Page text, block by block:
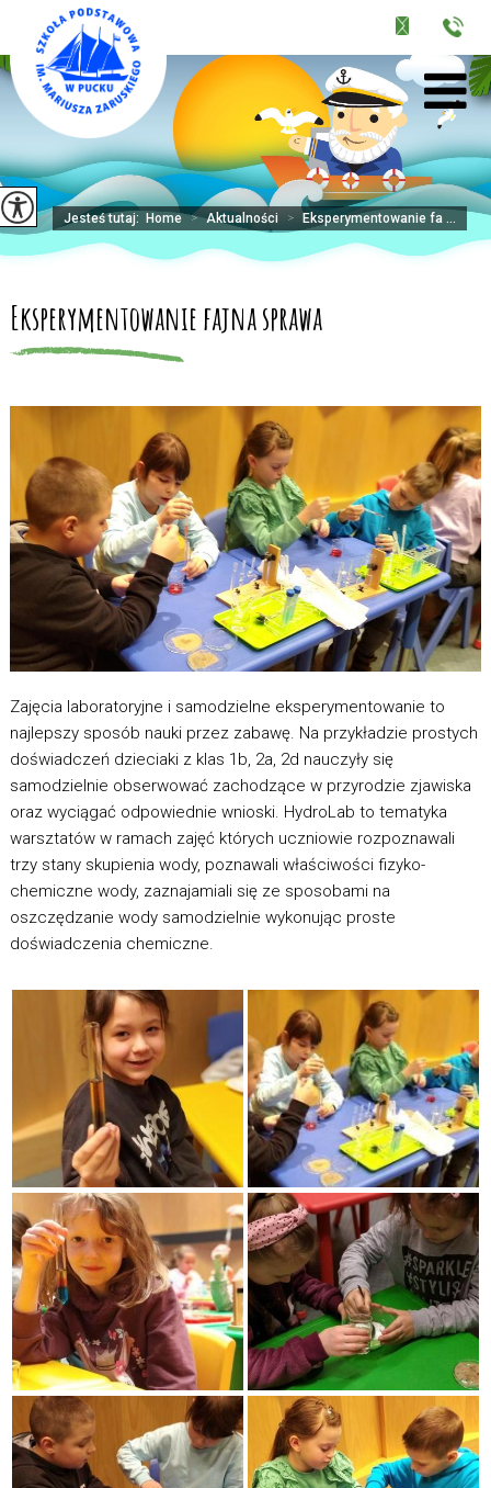
Jesteś tutaj: Home > Aktualności > Eksperymentowanie fa ...
Eksperymentowanie fajna sprawa
Zajęcia laboratoryjne i samodzielne eksperymentowanie to
najlepszy sposób nauki przez zabawę. Na przykładzie prostych
doświadczeń dzieciaki z klas 1b, 2a, 2d nauczyły się
samodzielnie obserwować zachodzące w przyrodzie zjawiska
oraz wyciągać odpowiednie wnioski. HydroLab to tematyka
warsztatów w ramach zajęć których uczniowie rozpoznawali
trzy stany skupienia wody, poznawali właściwości fizyko-
chemiczne wody, zaznajamiali się ze sposobami na
oszczędzanie wody samodzielnie wykonując proste
doświadczenia chemiczne.